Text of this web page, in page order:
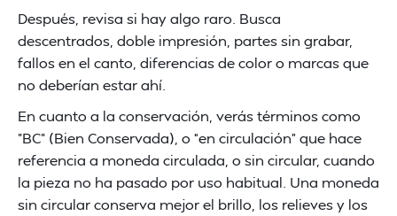
Después, revisa si hay algo raro. Busca
descentrados, doble impresión, partes sin grabar,
fallos en el canto, diferencias de color o marcas que
no deberían estar ahí.
En cuanto a la conservación, verás términos como
"BC" (Bien Conservada), o “en circulación” que hace
referencia a moneda circulada, o sin circular, cuando
la pieza no ha pasado por uso habitual. Una moneda
sin circular conserva mejor el brillo, los relieves y los